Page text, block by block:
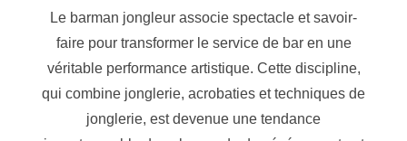
Le barman jongleur associe spectacle et savoir-
faire pour transformer le service de bar en une
véritable performance artistique. Cette discipline,
qui combine jonglerie, acrobaties et techniques de
jonglerie, est devenue une tendance